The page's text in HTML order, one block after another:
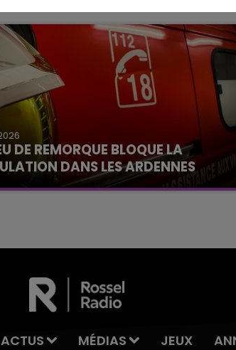
DE REMORQUE BLOQUE LA
DANS LES ARDENNES
de remorque s'est déclaré ce mercredi
ACTUS MÉDIAS JEUX